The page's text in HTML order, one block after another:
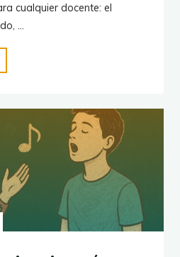
cualquier docente: el
…